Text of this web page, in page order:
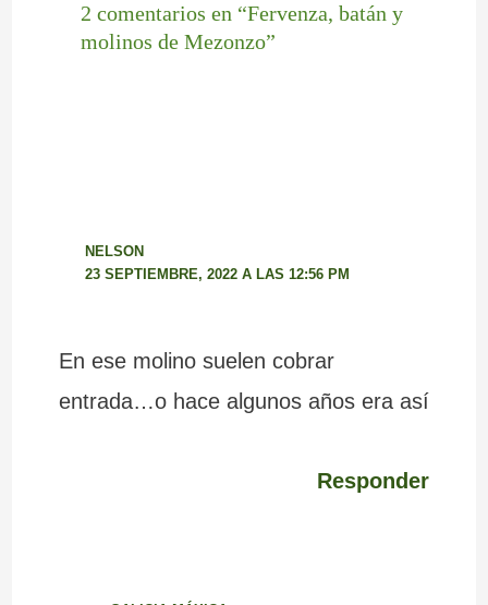
2 comentarios en “Fervenza, batán y
molinos de Mezonzo”
NELSON
23 SEPTIEMBRE, 2022 A LAS 12:56 PM
En ese molino suelen cobrar
entrada…o hace algunos años era así
Responder